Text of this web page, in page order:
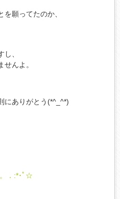
願ってたのか、
、
んよ。
にありがとう(*^_^*)
．:*･ﾟ☆